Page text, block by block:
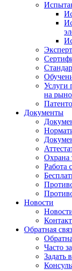
Услуги
на
Документы
Охрана
Работа
Новости
Обратная
Часто
Задать